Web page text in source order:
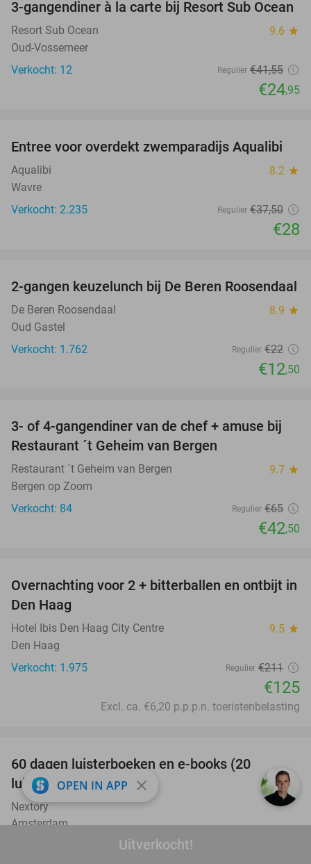
Uitverkocht!
40%
3-gangendiner à la carte bij Resort Sub Ocean
Resort Sub Ocean 9.6 star
Oud-Vossemeer
Verkocht: 12
Regulier €41,55
€24,95
25%
Entree voor overdekt zwemparadijs Aqualibi
Aqualibi 8.2 star
Wavre
Verkocht: 2.235
Regulier €37,50
€28
43%
2-gangen keuzelunch bij De Beren Roosendaal
De Beren Roosendaal 8.9 star
Oud Gastel
Verkocht: 1.762
Regulier €22
€12,50
35%
3- of 4-gangendiner van de chef + amuse bij
Restaurant ´t Geheim van Bergen
Restaurant ´t Geheim van Bergen 9.7 star
Bergen op Zoom
Verkocht: 84
Regulier €65
€42,50
41%
Overnachting voor 2 + bitterballen en ontbijt in
Den Haag
Hotel Ibis Den Haag City Centre 9.5 star
Den Haag
Verkocht: 1.975
Regulier €211
€125
Excl. ca. €6,20 p.p.p.n. toeristenbelasting
100%
60 dagen luisterboeken en e-books (20
luisteruren)
Nextory
Amsterdam
OPEN IN APP close